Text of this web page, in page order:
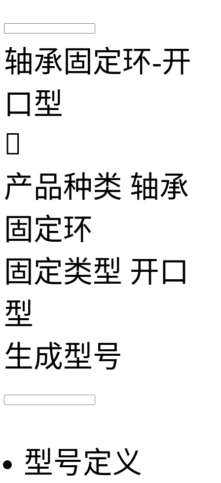
轴承固定环-开
口型

产品种类 轴承
固定环
固定类型 开口
型
生成型号
型号定义